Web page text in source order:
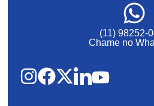
(11) 98252-
Chame no